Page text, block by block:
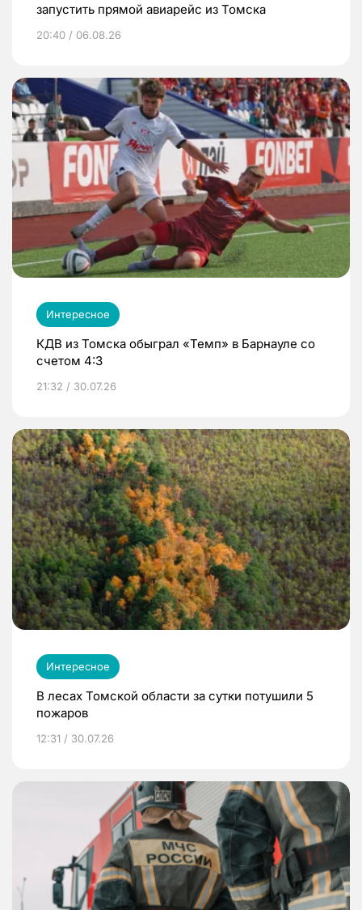
запустить прямой авиарейс из Томска
20:40 / 06.08.26
Интересное
КДВ из Томска обыграл «Темп» в Барнауле со
счетом 4:3
21:32 / 30.07.26
Интересное
В лесах Томской области за сутки потушили 5
пожаров
12:31 / 30.07.26